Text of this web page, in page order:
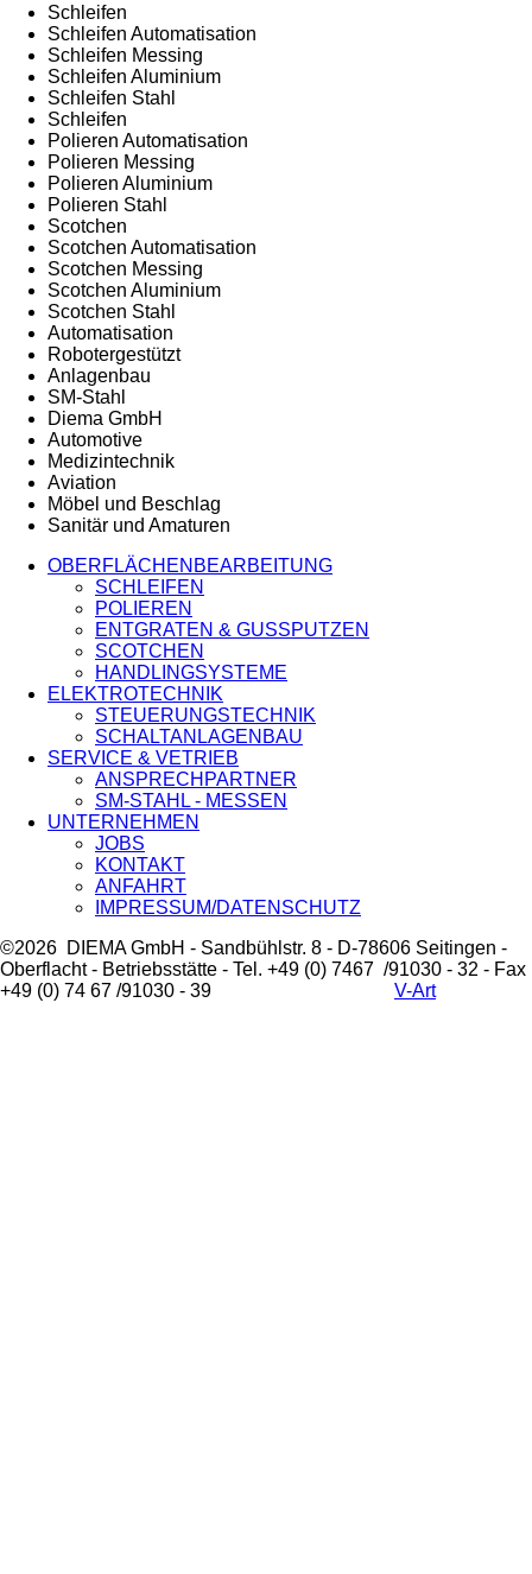
Schleifen
Schleifen Automatisation
Schleifen Messing
Schleifen Aluminium
Schleifen Stahl
Schleifen
Polieren Automatisation
Polieren Messing
Polieren Aluminium
Polieren Stahl
Scotchen
Scotchen Automatisation
Scotchen Messing
Scotchen Aluminium
Scotchen Stahl
Automatisation
Robotergestützt
Anlagenbau
SM-Stahl
Diema GmbH
Automotive
Medizintechnik
Aviation
Möbel und Beschlag
Sanitär und Amaturen
OBERFLÄCHENBEARBEITUNG
SCHLEIFEN
POLIEREN
ENTGRATEN & GUSSPUTZEN
SCOTCHEN
HANDLINGSYSTEME
ELEKTROTECHNIK
STEUERUNGSTECHNIK
SCHALTANLAGENBAU
SERVICE & VETRIEB
ANSPRECHPARTNER
SM-STAHL - MESSEN
UNTERNEHMEN
JOBS
KONTAKT
ANFAHRT
IMPRESSUM/DATENSCHUTZ
©2026 DIEMA GmbH - Sandbühlstr. 8 - D-78606 Seitingen -
Oberflacht - Betriebsstätte - Tel. +49 (0) 7467 /91030 - 32 - Fax
+49 (0) 74 67 /91030 - 39
V-Art